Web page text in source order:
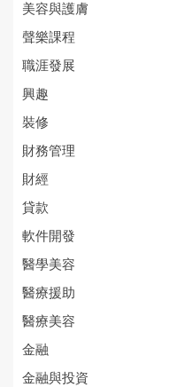
美容與護膚
聲樂課程
職涯發展
興趣
裝修
財務管理
財經
貸款
軟件開發
醫學美容
醫療援助
醫療美容
金融
金融與投資